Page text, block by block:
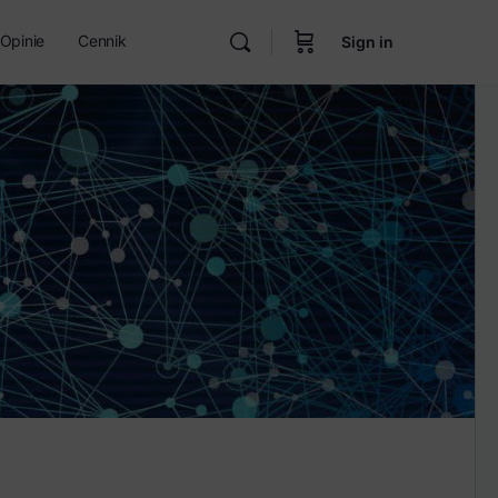
Opinie Cennik Sign in